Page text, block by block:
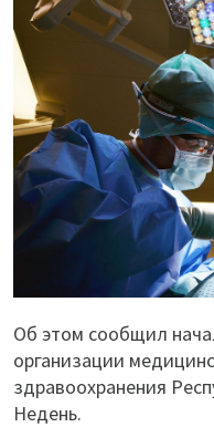
Об этом сообщил
организации
здравоохранения
Недень.